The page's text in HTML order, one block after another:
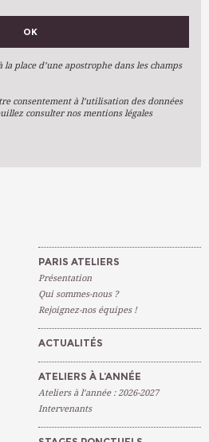
OK
place d’une apostrophe dans les champs
consentement à l’utilisation des données
consulter nos mentions légales
PARIS ATELIERS
Présentation
Qui sommes-nous ?
Rejoignez-nos équipes !
ACTUALITÉS
ATELIERS À L’ANNÉE
Ateliers à l’année : 2026-2027
Intervenants